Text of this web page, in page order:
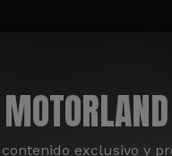
exclusivo y